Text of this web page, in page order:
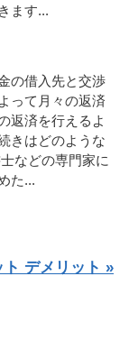
ます...
の借入先と交渉
って月々の返済
返済を行えるよ
きはどのような
などの専門家に
た...
デメリット »